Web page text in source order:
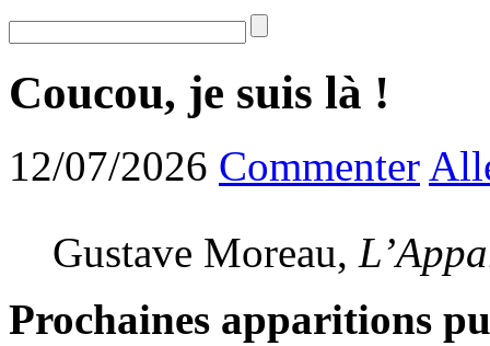
Coucou, je suis là !
12/07/2026 Commenter
Gustave Moreau,
Prochaines apparitions